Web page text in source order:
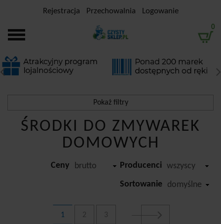
Rejestracja Przechowalnia Logowanie
0
Pokaż filtry
ŚRODKI DO ZMYWAREK
DOMOWYCH
Ceny brutto Producenci wszyscy
Sortowanie domyślne
1 2 3